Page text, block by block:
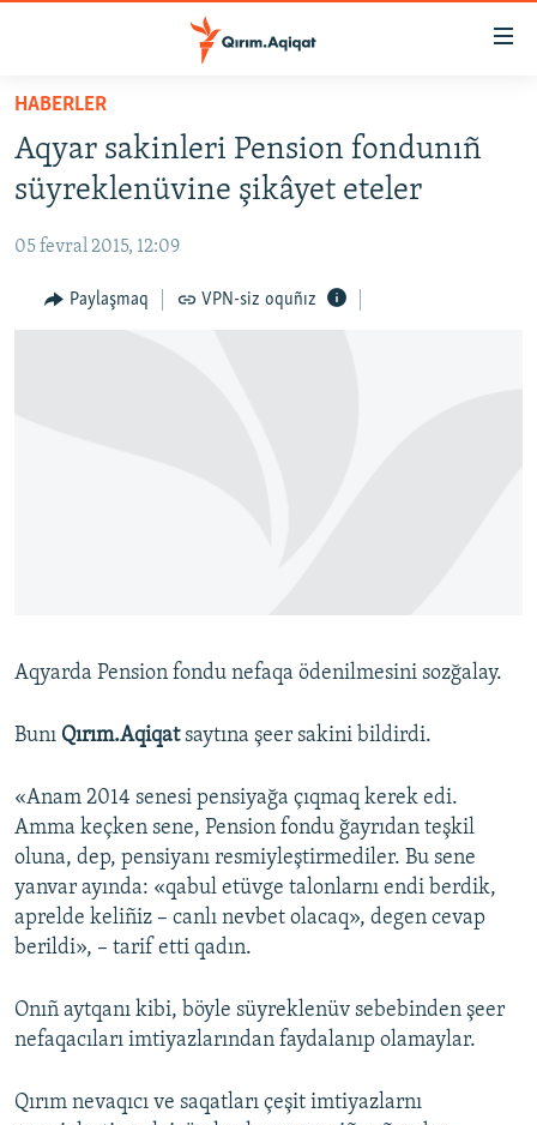
Esas
qaytmaq
Baş
navigatsiyağa
qaytmaq
qaytmaq
SİYASET
İQTİSADİYAT
CEMİYET
MEDENİYET
QOŞULIÑIZ!
RFE/RS bütün saytları
HABERLER
Aqyar sakinleri Pension fondunıñ
süyreklenüvine şikâyet eteler
05 fevral 2015, 12:09
Paylaşmaq VPN-siz oquñız
Aqyarda Pension fondu nefaqa ödenilmesini sozğalay.
Bunı Qırım.Aqiqatsaytına şeer sakini bildirdi.
«Anam 2014 senesi pensiyağa çıqmaq kerek edi.
Amma keçken sene, Pension fondu ğayrıdan teşkil
oluna, dep, pensiyanı resmiyleştirmediler. Bu sene
yanvar ayında: «qabul etüvge talonlarnı endi berdik,
aprelde keliñiz – canlı nevbet olacaq», degen cevap
berildi», – tarif etti qadın.
Onıñ aytqanı kibi, böyle süyreklenüv sebebinden şeer
nefaqacıları imtiyazlarından faydalanıp olamaylar.
Qırım nevaqıcı ve saqatları çeşit imtiyazlarnı